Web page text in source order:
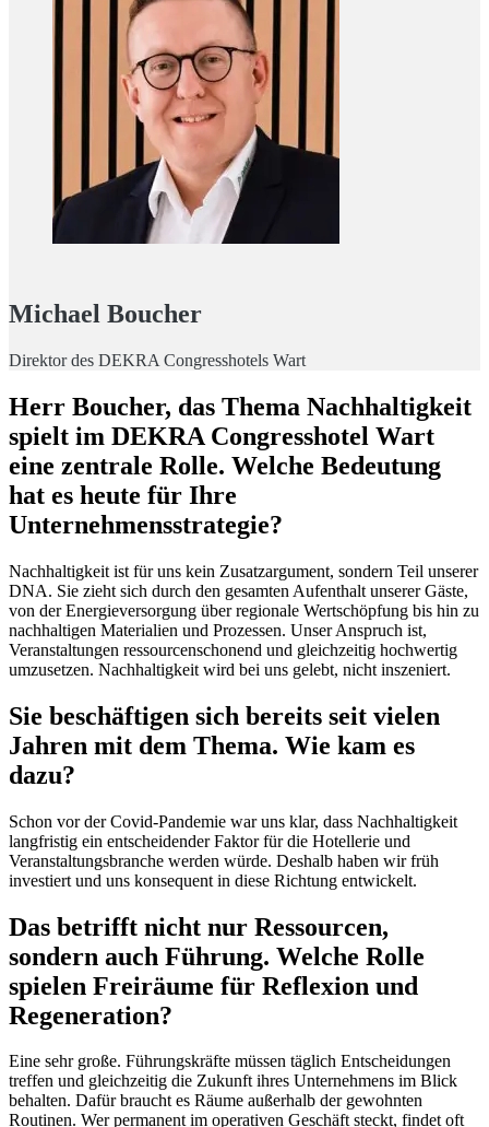
Michael Boucher
Direktor des DEKRA Congresshotels Wart
Herr Boucher, das Thema Nachhaltigkeit
spielt im DEKRA Congresshotel Wart
eine zentrale Rolle. Welche Bedeutung
hat es heute für Ihre
Unternehmensstrategie?
Nachhaltigkeit ist für uns kein Zusatzargument, sondern Teil unserer
DNA. Sie zieht sich durch den gesamten Aufenthalt unserer Gäste,
von der Energieversorgung über regionale Wertschöpfung bis hin zu
nachhaltigen Materialien und Prozessen. Unser Anspruch ist,
Veranstaltungen ressourcenschonend und gleichzeitig hochwertig
umzusetzen. Nachhaltigkeit wird bei uns gelebt, nicht inszeniert.
Sie beschäftigen sich bereits seit vielen
Jahren mit dem Thema. Wie kam es
dazu?
Schon vor der Covid-Pandemie war uns klar, dass Nachhaltigkeit
langfristig ein entscheidender Faktor für die Hotellerie und
Veranstaltungsbranche werden würde. Deshalb haben wir früh
investiert und uns konsequent in diese Richtung entwickelt.
Das betrifft nicht nur Ressourcen,
sondern auch Führung. Welche Rolle
spielen Freiräume für Reflexion und
Regeneration?
Eine sehr große. Führungskräfte müssen täglich Entscheidungen
treffen und gleichzeitig die Zukunft ihres Unternehmens im Blick
behalten. Dafür braucht es Räume außerhalb der gewohnten
Routinen. Wer permanent im operativen Geschäft steckt, findet oft